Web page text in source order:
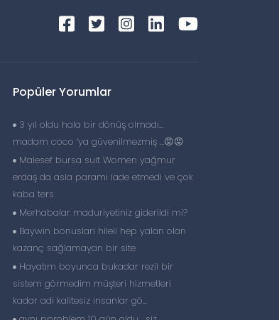
Popüler Yorumlar
3 yıl oldu hala bir dönüş olmadı…
madam coco ‘ya güvenilmezmiş …😡😡
Malesef bursa suit Women yağmur
erdaş da asla paramı iade etmedi ve çok
kaba ters
Merhabalar maduriyetiniz giderildi mi?
Baywin bonuslari hileli hep yalan olan
kazanç sağlamayan bir site
Hayatım boyunca bukadar rezil bir
sistem görmedim müşteri hizmetleri
kadar adi kalitesiz insanlar gö...